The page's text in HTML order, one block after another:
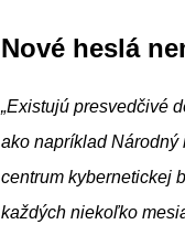
Nové heslá
„Existujú presvedčivé
ako napríklad Národný
centrum kybernetickej
každých niekoľko